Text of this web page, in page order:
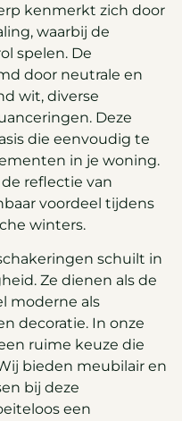
kenmerkt zich door
waarbij de
spelen. De
door neutrale en
wit, diverse
Deze
die eenvoudig te
in je woning.
reflectie van
voordeel tijdens
winters.
schuilt in
Ze dienen als de
moderne als
decoratie. In onze
ruime keuze die
bieden meubilair en
bij deze
een